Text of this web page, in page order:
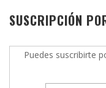
SUSCRIPCIÓN
Puedes suscribirte